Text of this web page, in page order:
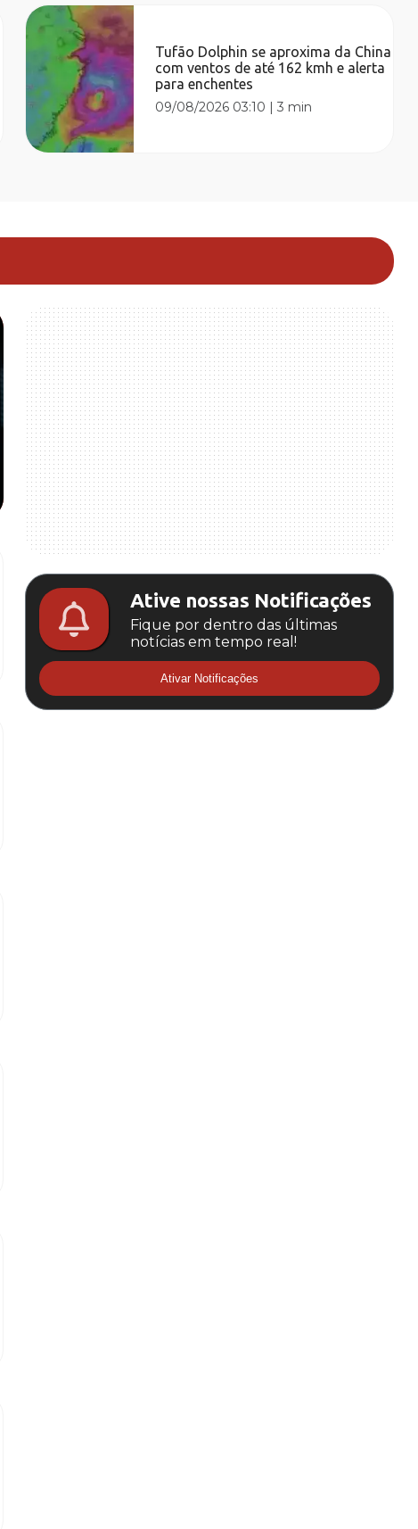
Tufão Dolphin se aproxima da China
com ventos de até 162 kmh e alerta
para enchentes
09/08/2026 03:10 |3 min
Ative nossas Notificações
Fique por dentro das últimas
notícias em tempo real!
Ativar Notificações